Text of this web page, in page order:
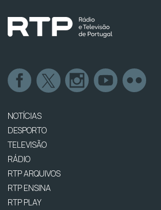
NOTÍCIAS
DESPORTO
TELEVISÃO
RÁDIO
RTP ARQUIVOS
RTP ENSINA
RTP PLAY